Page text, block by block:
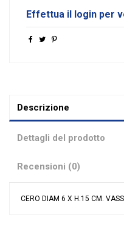
Effettua il login per
Descrizione
Dettagli del prodotto
Recensioni (0)
CERO DIAM 6 X H.15 CM.